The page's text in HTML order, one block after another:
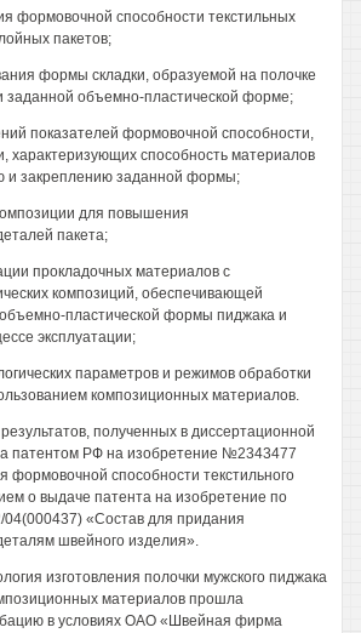
формовочной способности текстильных
пакетов;
формы складки, образуемой на полочке
заданной объемно-пластической форме;
показателей формовочной способности,
характеризующих способность материалов
и закреплению заданной формы;
для повышения
пакета;
прокладочных материалов с
композиций, обеспечивающей
пластической формы пиджака и
эксплуатации;
параметров и режимов обработки
композиционных материалов.
полученных в диссертационной
патентом РФ на изобретение №2343477
формовочной способности текстильного
о выдаче патента на изобретение по
«Состав для придания
швейного изделия».
изготовления полочки мужского пиджака
материалов прошла
в условиях ОАО «Швейная фирма